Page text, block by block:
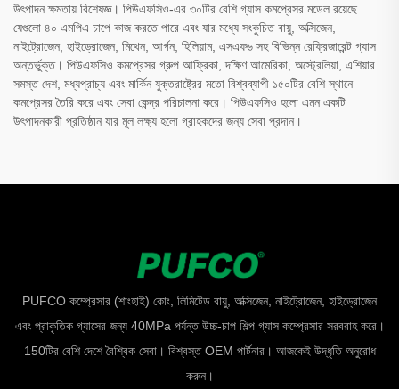
উৎপাদন ক্ষমতায় বিশেষজ্ঞ। পিউএফসিও-এর ৩০টির বেশি গ্যাস কমপ্রেসর মডেল রয়েছে
যেগুলো ৪০ এমপিএ চাপে কাজ করতে পারে এবং যার মধ্যে সংকুচিত বায়ু, অক্সিজেন,
নাইট্রোজেন, হাইড্রোজেন, মিথেন, আর্গন, হিলিয়াম, এসএফ৬ সহ বিভিন্ন রেফ্রিজারেন্ট গ্যাস
অন্তর্ভুক্ত। পিউএফসিও কমপ্রেসর গ্রুপ আফ্রিকা, দক্ষিণ আমেরিকা, অস্ট্রেলিয়া, এশিয়ার
সমস্ত দেশ, মধ্যপ্রাচ্য এবং মার্কিন যুক্তরাষ্ট্রের মতো বিশ্বব্যাপী ১৫০টির বেশি স্থানে
কমপ্রেসর তৈরি করে এবং সেবা কেন্দ্র পরিচালনা করে। পিউএফসিও হলো এমন একটি
উৎপাদনকারী প্রতিষ্ঠান যার মূল লক্ষ্য হলো গ্রাহকদের জন্য সেবা প্রদান।
PUFCO কম্প্রেসার (শাংহাই) কোং, লিমিটেড বায়ু, অক্সিজেন, নাইট্রোজেন, হাইড্রোজেন
এবং প্রাকৃতিক গ্যাসের জন্য 40MPa পর্যন্ত উচ্চ-চাপ শিল্প গ্যাস কম্প্রেসার সরবরাহ করে।
150টির বেশি দেশে বৈশ্বিক সেবা। বিশ্বস্ত OEM পার্টনার। আজকেই উদ্ধৃতি অনুরোধ
করুন।